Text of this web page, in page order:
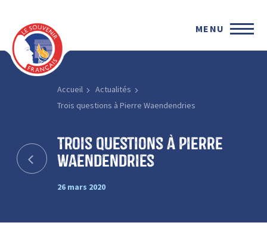
MENU
Accueil
Actualités
Trois questions à Pierre Waendendries
Trois questions à Pierre
Waendendries
26 mars 2020